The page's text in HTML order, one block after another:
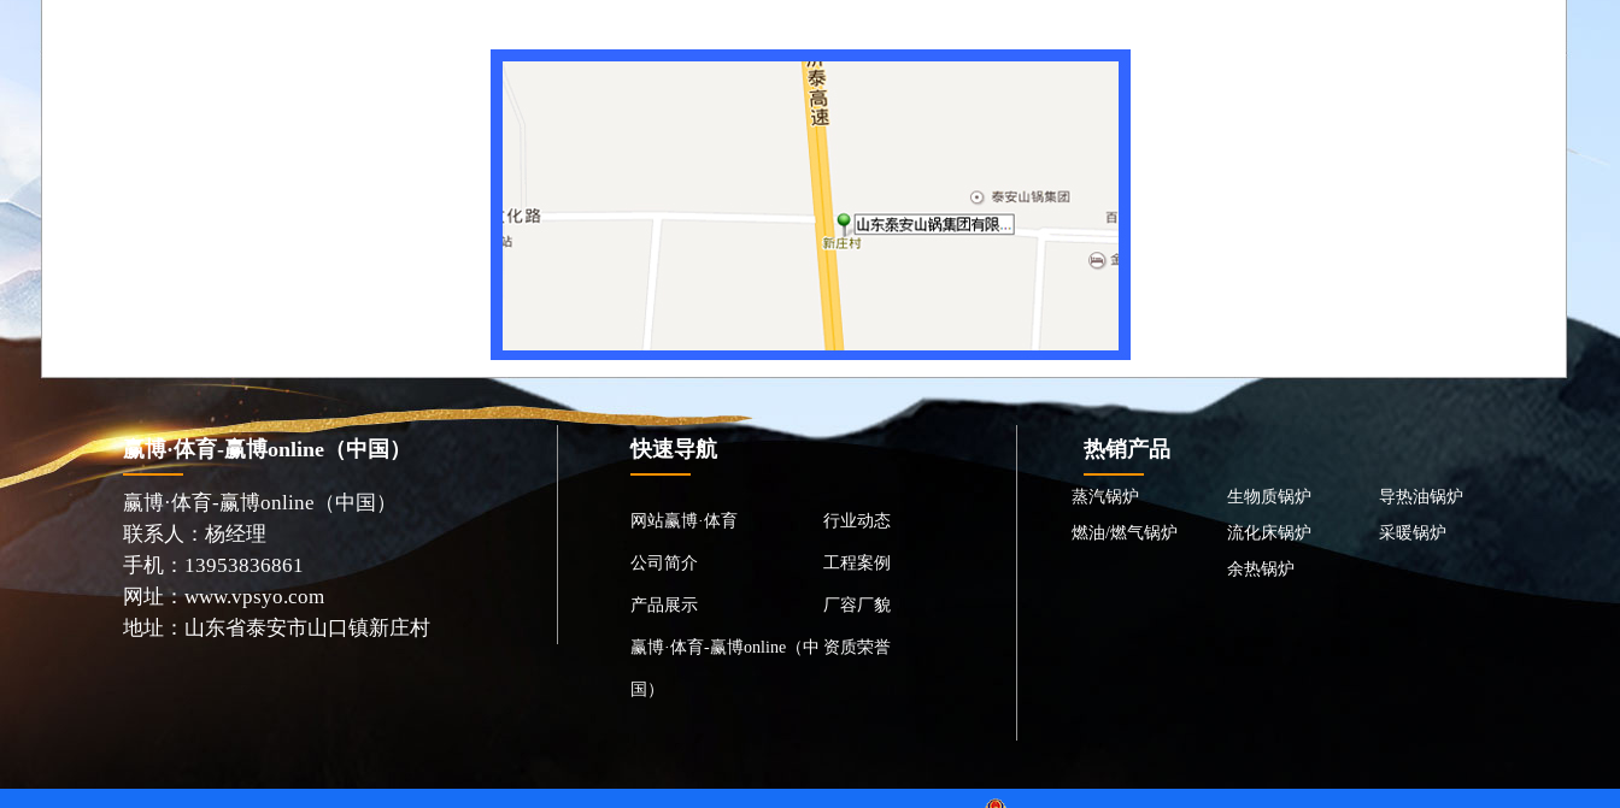
赢博·体育-赢博online（中国）
赢博·体育-赢博online（中国）
联系人：杨经理
手机：13953836861
网址：www.vpsyo.com
地址：山东省泰安市山口镇新庄村
快速导航
网站赢博·体育
公司简介
产品展示
赢博·体育-赢博online（中
国）
行业动态
工程案例
厂容厂貌
资质荣誉
热销产品
蒸汽锅炉
燃油/燃气锅炉
导热油锅炉
采暖锅炉
生物质锅炉
流化床锅炉
余热锅炉